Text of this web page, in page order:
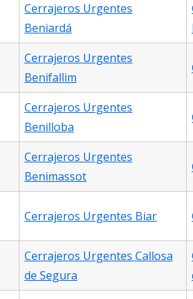
Cerrajeros Urgentes
Beniardá
Cerrajeros Urgentes
Benifallim
Cerrajeros Urgentes
Benilloba
Cerrajeros Urgentes
Benimassot
Cerrajeros Urgentes Biar
Cerrajeros Urgentes Callosa
de Segura